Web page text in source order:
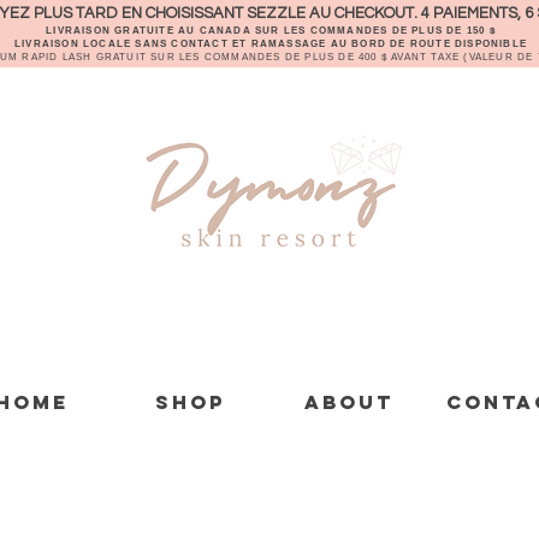
PLUS TARD EN CHOISISSANT SEZZLE AU CHECKOUT. 4 PAIEMENTS, 6
LIVRAISON GRATUITE AU CANADA SUR LES COMMANDES DE PLUS DE 150 $
LIVRAISON LOCALE SANS CONTACT ET RAMASSAGE AU BORD DE ROUTE DISPONIBLE
RAPID LASH GRATUIT SUR LES COMMANDES DE PLUS DE 400 $ AVANT TAXE (VALEUR DE
Shop About